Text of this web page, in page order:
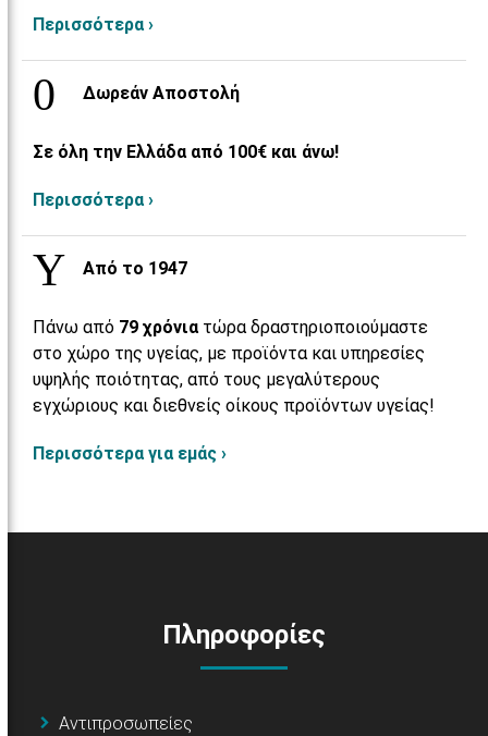
Περισσότερα ›
Δωρεάν Αποστολή
Σε όλη την Ελλάδα από 100€ και άνω!
Περισσότερα ›
Από το 1947
Πάνω από 79 χρόνια τώρα δραστηριοποιούμαστε
στο χώρο της υγείας, με προϊόντα και υπηρεσίες
υψηλής ποιότητας, από τους μεγαλύτερους
εγχώριους και διεθνείς οίκους προϊόντων υγείας!
Περισσότερα για εμάς ›
Πληροφορίες
Αντιπροσωπείες